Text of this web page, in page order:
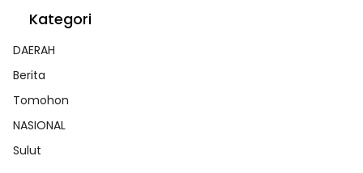
Kategori
DAERAH
Berita
Tomohon
NASIONAL
Sulut